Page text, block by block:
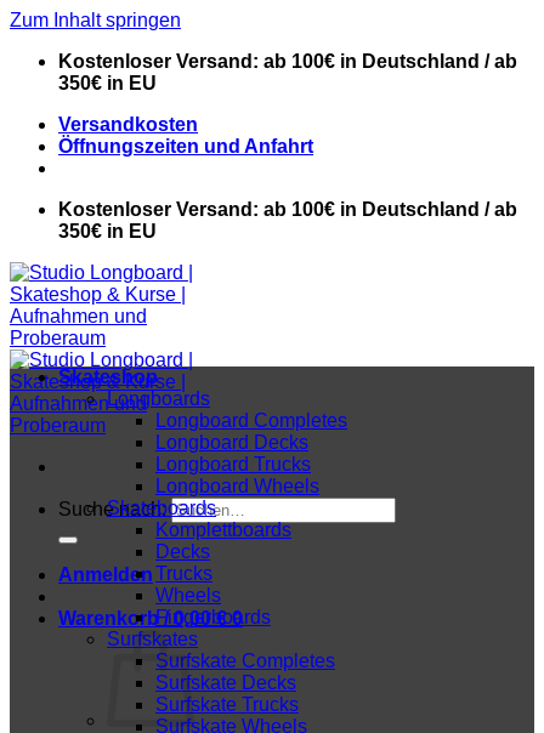
Zum Inhalt springen
Kostenloser Versand: ab 100€ in Deutschland / ab
350€ in EU
Versandkosten
Öffnungszeiten und Anfahrt
Kostenloser Versand: ab 100€ in Deutschland / ab
350€ in EU
Suche nach:
Anmelden
Warenkorb /0,00€ 0
Skateshop
Longboards
Longboard Completes
Longboard Decks
Longboard Trucks
Longboard Wheels
Skateboards
Komplettboards
Decks
Trucks
Wheels
Fingerboards
Surfskates
Surfskate Completes
Surfskate Decks
Surfskate Trucks
Surfskate Wheels